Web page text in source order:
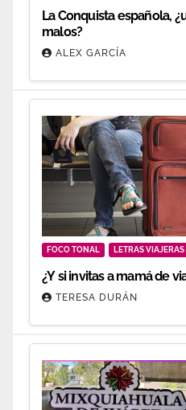
La Conquista española,
malos?
ALEX GARCÍA
FOCO TONAL LETRAS VIAJERAS
¿Y si invitas a mamá de
TERESA DURÁN